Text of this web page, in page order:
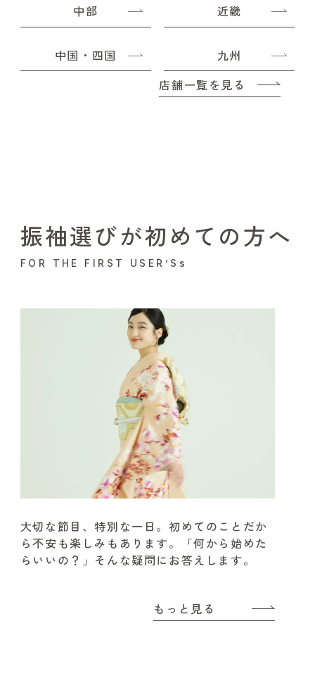
中部 近畿
中国・四国
九州
店舗一覧を見る
振袖選びが初めての方へ
FOR THE FIRST USER’Ss
大切な節目、特別な一日。初めてのことだか
ら不安も楽しみもあります。
「何から始めた
らいいの？」そんな疑問にお答えします。
もっと見る